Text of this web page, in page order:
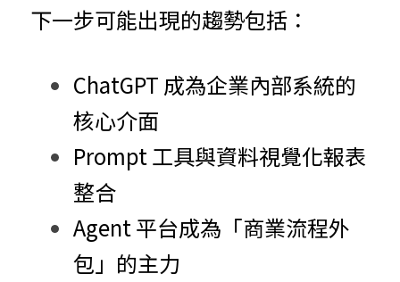
下一步可能出現的趨勢包括：
ChatGPT 成為企業內部系統的
核心介面
Prompt 工具與資料視覺化報表
整合
Agent 平台成為「商業流程外
包」的主力